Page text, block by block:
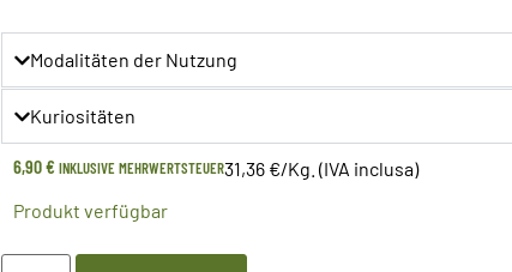
Modalitäten der Nutzung
Kuriositäten
6,90€INKLUSIVE MEHRWERTSTEUER31,36 €/Kg. (IVA inclusa)
Produkt verfügbar